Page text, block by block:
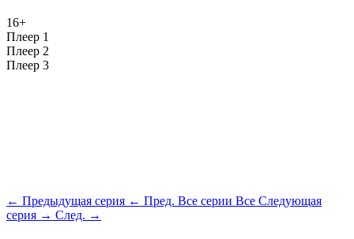
16+
Плеер 1
Плеер 2
Плеер 3
← Предыдущая серия ← Пред. Все серии Все Следующая
серия → След. →